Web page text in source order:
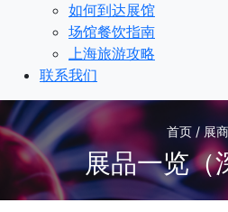
如何到达展馆
场馆餐饮指南
上海旅游攻略
联系我们
首页 / 展
展品一览（